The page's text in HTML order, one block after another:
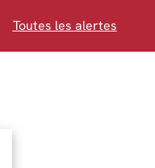
Toutes les alertes